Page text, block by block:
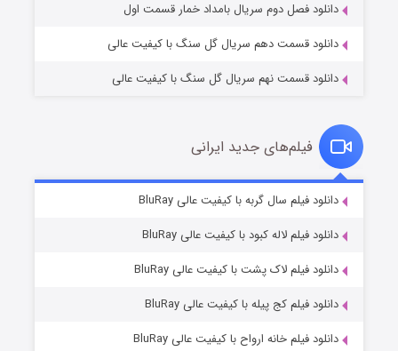
قسمت۲ (زیرنویس) منتشر شد
دانلود فصل دوم سریال بامداد خمار قسمت اول
دانلود قسمت دهم سریال گل سنگ با کیفیت عالی
دانلود قسمت نهم سریال گل سنگ با کیفیت عالی
فیلم‌های جدید ایرانی
دانلود فیلم سال گربه با کیفیت عالی BluRay
دانلود فیلم لاله کبود با کیفیت عالی BluRay
دانلود فیلم لاک پشت با کیفیت عالی BluRay
دانلود فیلم کج‌ پیله با کیفیت عالی BluRay
دانلود فیلم خانه ارواح با کیفیت عالی BluRay